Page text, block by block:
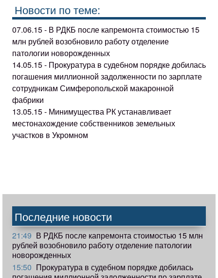
Новости по теме:
07.06.15 - В РДКБ после капремонта стоимостью 15
млн рублей возобновило работу отделение
патологии новорожденных
14.05.15 - Прокуратура в судебном порядке добилась
погашения миллионной задолженности по зарплате
сотрудникам Симферопольской макаронной
фабрики
13.05.15 - Минимущества РК устанавливает
местонахождение собственников земельных
участков в Укромном
Последние новости
21:49 В РДКБ после капремонта стоимостью 15 млн
рублей возобновило работу отделение патологии
новорожденных
15:50 Прокуратура в судебном порядке добилась